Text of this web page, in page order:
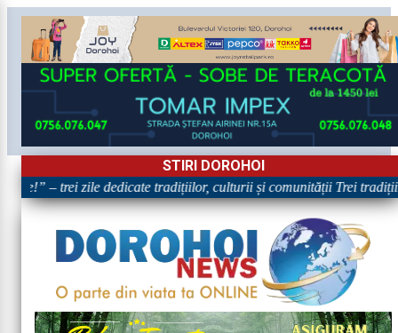
STIRI DOROHOI
– trei zile dedicate tradițiilor, culturii și comunității Trei tradiții.